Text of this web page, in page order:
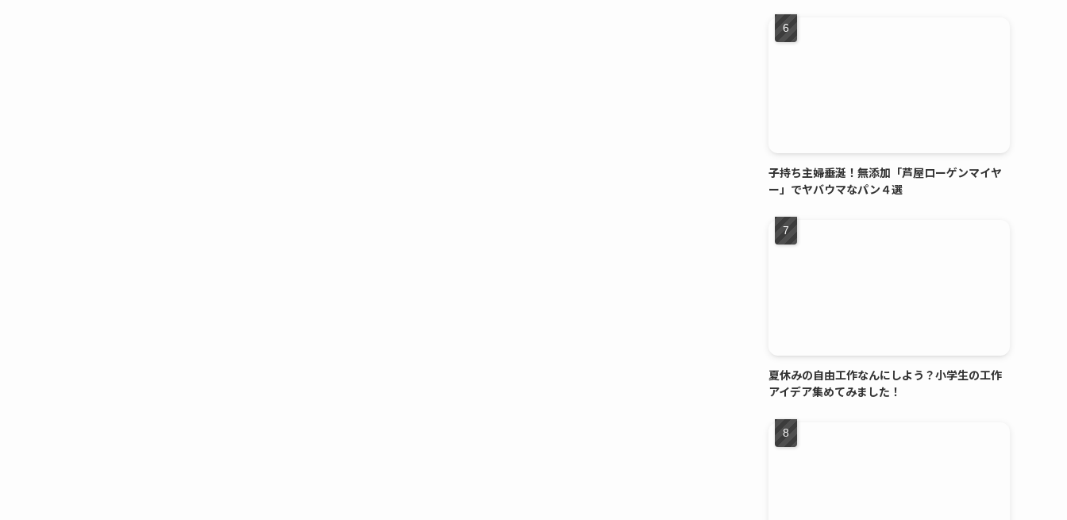
子持ち主婦垂涎！無添加「芦屋ローゲンマイヤ
ー」でヤバウマなパン４選
夏休みの自由工作なんにしよう？小学生の工作
アイデア集めてみました！